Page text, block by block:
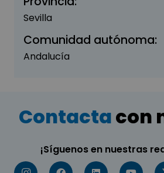
Sevilla
Comunidad autónoma:
Andalucía
Contactacon
¡Síguenos en nuestras